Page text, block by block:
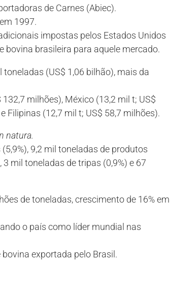
de Carnes (Abiec).
1997.
impostas pelos Estados Unidos
bovina brasileira para aquele mercado.
(US$ 1,06 bilhão), mais da
milhões), México (13,2 mil t; US$
Filipinas (12,7 mil t; US$ 58,7 milhões).
natura.
9,2 mil toneladas de produtos
mil toneladas de tripas (0,9%) e 67
de toneladas, crescimento de 16% em
o país como líder mundial nas
exportada pelo Brasil.